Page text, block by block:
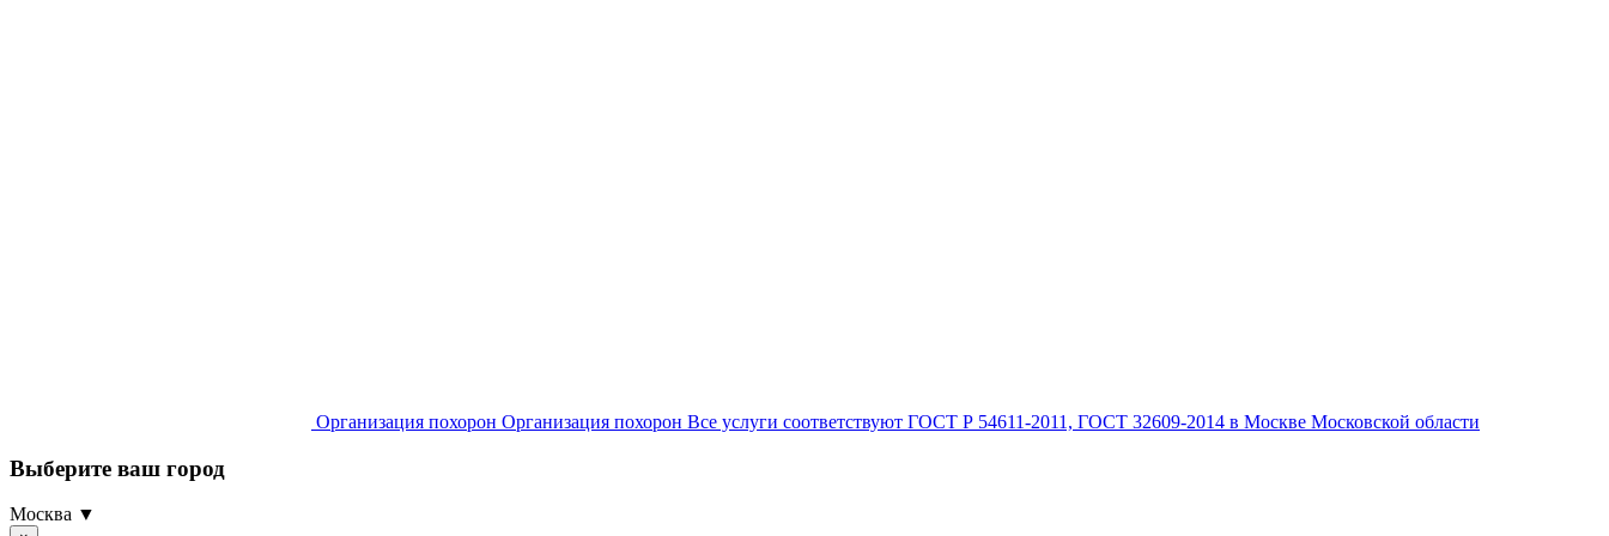
Организация похорон Организация похорон Все услуги соответствуют ГОСТ Р 54611-2011, ГОСТ 32609-2014 в Москве Московской области
Выберите ваш город
Москва ▼